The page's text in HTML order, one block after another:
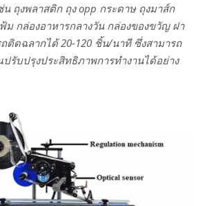
น ถุงพลาสติก ถุง opp กระดาษ ถุงมาส์ก
ม กล่องอาหารกลางวัน กล่องของขวัญ ฝา
ติดฉลากได้ 20-120 ชิ้น/นาที ซึ่งสามารถ
รับปรุงประสิทธิภาพการทำงานได้อย่าง